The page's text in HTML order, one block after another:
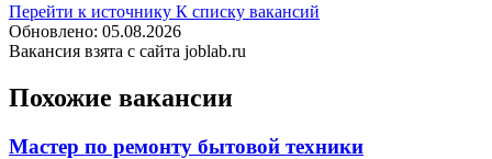
Перейти к источнику К списку вакансий
Обновлено: 05.08.2026
Вакансия взята с сайта joblab.ru
Похожие вакансии
Мастер по ремонту бытовой техники